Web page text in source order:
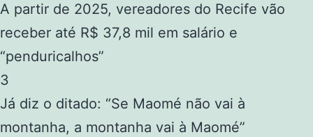
A partir de 2025, vereadores do Recife vão
receber até R$ 37,8 mil em salário e
“penduricalhos”
3
Já diz o ditado: “Se Maomé não vai à
montanha, a montanha vai à Maomé”